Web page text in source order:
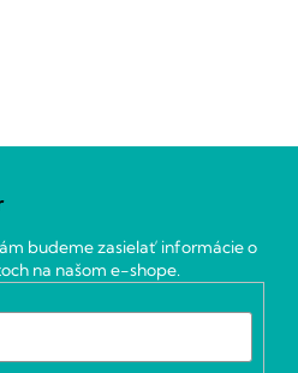
budeme zasielať informácie o
na našom e-shope.